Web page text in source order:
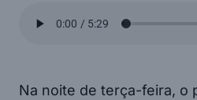
Na noite de terça-feira, o